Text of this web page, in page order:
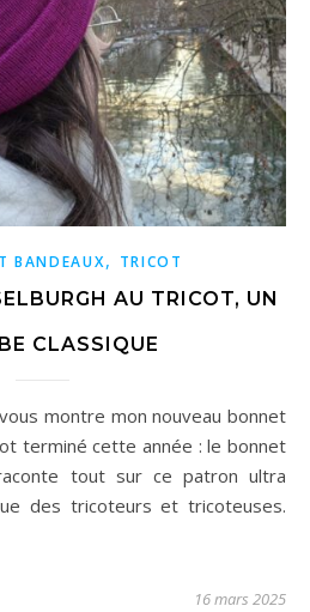
BANDEAUX, TRICOT
AU TRICOT, UN
CLASSIQUE
terminé cette année : le bonnet
tout sur ce patron ultra
des tricoteurs et tricoteuses.
16 mars 2025